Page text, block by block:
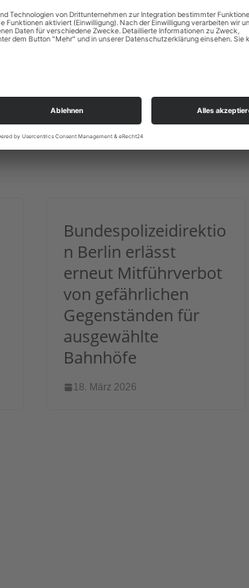
Bundespolizeidirektio
n Berlin erlässt
erneut Mitführverbot
von gefährlichen
Gegenständen für
ausgewählte
Bahnhöfe
18. März 2026